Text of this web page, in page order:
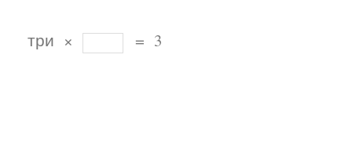
три × = 3